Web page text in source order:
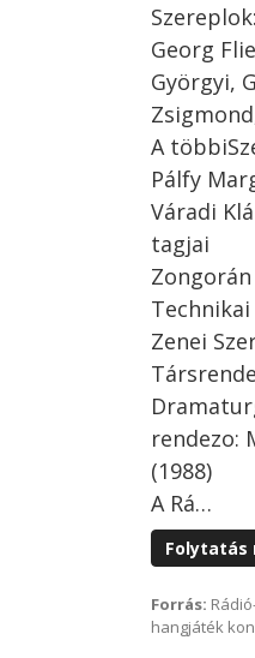
Szereplok:
Georg
Györgyi,
A
Pálfy
Váradi
tagjai
Zenei
rendezo:
(1988)
A Rá…
Folytatás
Forrás:
hangjáték